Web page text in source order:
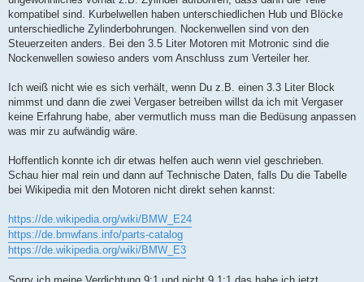
kompatibel sind. Kurbelwellen haben unterschiedlichen Hub und Blöcke
unterschiedliche Zylinderbohrungen. Nockenwellen sind von den
Steuerzeiten anders. Bei den 3.5 Liter Motoren mit Motronic sind die
Nockenwellen sowieso anders vom Anschluss zum Verteiler her.
Ich weiß nicht wie es sich verhält, wenn Du z.B. einen 3.3 Liter Block
nimmst und dann die zwei Vergaser betreiben willst da ich mit Vergaser
keine Erfahrung habe, aber vermutlich muss man die Bedüsung anpassen
was mir zu aufwändig wäre.
Hoffentlich konnte ich dir etwas helfen auch wenn viel geschrieben.
Schau hier mal rein und dann auf Technische Daten, falls Du die Tabelle
bei Wikipedia mit den Motoren nicht direkt sehen kannst:
https://de.wikipedia.org/wiki/BMW_E24
https://de.bmwfans.info/parts-catalog
https://de.wikipedia.org/wiki/BMW_E3